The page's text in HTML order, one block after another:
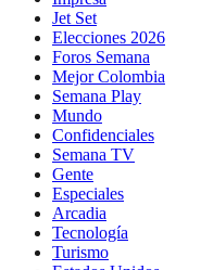
Jet Set
Elecciones 2026
Foros Semana
Mejor Colombia
Semana Play
Mundo
Confidenciales
Semana TV
Gente
Especiales
Arcadia
Tecnología
Turismo